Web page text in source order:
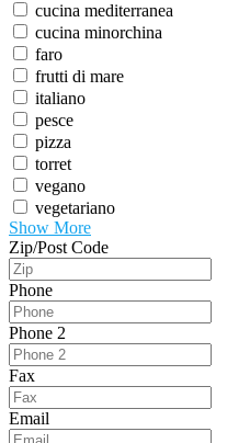
cucina mediterranea
cucina minorchina
faro
frutti di mare
italiano
pesce
pizza
torret
vegano
vegetariano
Show More
Zip/Post Code
Phone
Phone 2
Fax
Email